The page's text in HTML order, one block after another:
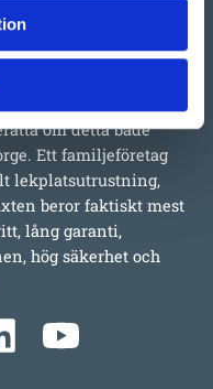
om detta både
Ett familjeföretag
lekplatsutrustning,
beror faktiskt mest
lång garanti,
hög säkerhet och